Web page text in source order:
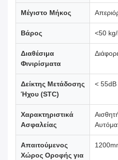
Μέγιστο Μήκος
Βάρος <50 kg/
Διαθέσιμα
Φινιρίσματα
Δείκτης Μετάδοσης
Ήχου (STC)
< 55dB
Χαρακτηριστικά
Ασφαλείας
Απαιτούμενος
Χώρος Οροφής για